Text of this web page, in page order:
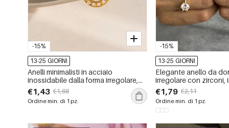
-15%
13-25 GIORNI
Anelli minimalisti in acciaio
inossidabile dalla forma irregolare,
impermeabili, color oro con strass.
€1,43 €1,68
Ordine min. di 1 pz.
-15%
13-25 GIORNI
Elegante anello da
irregolare con zirconi,
inossidabile color oro,
a forma di cuore.
€1,79 €2,11
Ordine min. di 1 pz.